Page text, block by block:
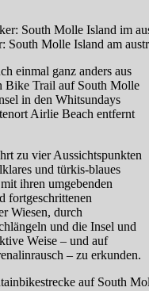
Molle Island am
einmal ganz anders aus
Bike Trail auf South Molle
in den Whitsundays
Airlie Beach entfernt
zu vier Aussichtspunkten
und türkis-blaues
ihren umgebenden
fortgeschrittenen
Wiesen, durch
und die Insel und
Weise – und auf
– zu erkunden.